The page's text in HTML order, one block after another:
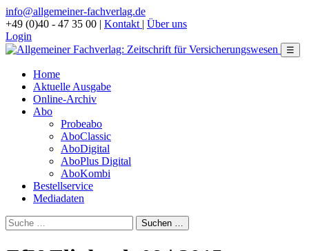
info@allgemeiner-fachverlag.de
+49 (0)40 - 47 35 00 | Kontakt | Über uns
Login
☰
Home
Aktuelle Ausgabe
Online-Archiv
Abo
Probeabo
AboClassic
AboDigital
AboPlus Digital
AboKombi
Bestellservice
Mediadaten